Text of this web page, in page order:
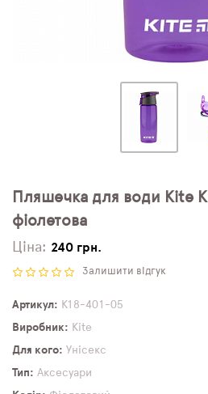
Пляшечка для води Kite
фіолетова
Ціна: 240 грн.
Залишити відгук
Артикул
K18-401-05
Виробник
Kite
Для кого
Унісекс
Тип
Аксесуари